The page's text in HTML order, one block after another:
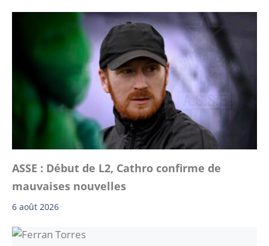
ASSE : Début de L2, Cathro confirme de
mauvaises nouvelles
6 août 2026